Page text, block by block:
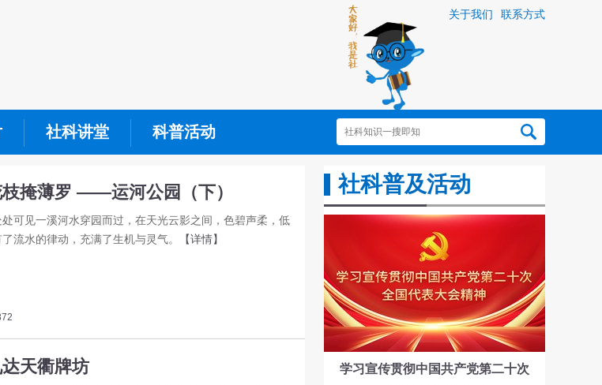
关于我们 联系方式
社科讲堂 科普活动
掩薄罗 ——运河公园（下）
可见一溪河水穿园而过，在天光云影之间，色碧声柔，低
流水的律动，充满了生机与灵气。
【详情】
天衢牌坊
社科普及活动
学习宣传贯彻中国共产党第二十次